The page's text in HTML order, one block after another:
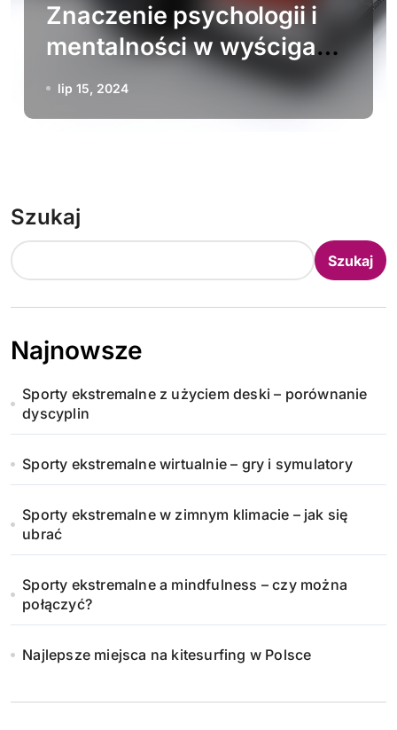
Znaczenie psychologii i
mentalności w wyścigach
F1
lip 15, 2024
Szukaj
Szukaj
Najnowsze
Sporty ekstremalne z użyciem deski – porównanie
dyscyplin
Sporty ekstremalne wirtualnie – gry i symulatory
Sporty ekstremalne w zimnym klimacie – jak się
ubrać
Sporty ekstremalne a mindfulness – czy można
połączyć?
Najlepsze miejsca na kitesurfing w Polsce